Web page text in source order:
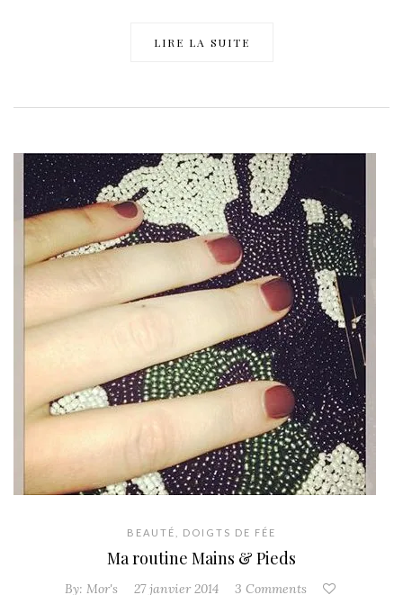
LIRE LA SUITE
BEAUTÉ DOIGTS DE FÉE
Ma routine Mains & Pieds
By: Mor's 27 janvier 2014 3 Comments